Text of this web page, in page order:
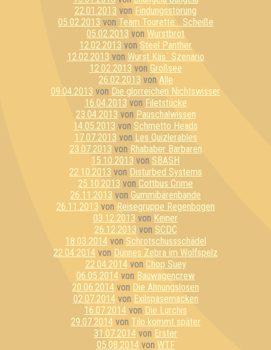
22.01.2013 von Findungsstörung
05.02.2013 von Team Tourette... Scheiße
05.02.2013 von Wurstbrot
12.02.2013 von Steel Panther
12.02.2013 von Wurst Käs´ Szenario
12.02.2013 von Großsee
26.02.2013 von Alle
09.04.2013 von Die glorreichen Nichtswisser
16.04.2013 von Filetstücke
23.04.2013 von Pauschalwissen
14.05.2013 von Schmetto Heads
17.07.2013 von Les Quizlerables
23.07.2013 von Rhababer Barbaren
15.10.2013 von SBASH
22.10.2013 von Disturbed Systems
25.10.2013 von Cottbus Crime
26.11.2013 von Gummibärenbande
26.11.2013 von Reisegruppe Regenbogen
03.12.2013 von Keiner
26.12.2013 von SCDC
18.03.2014von Schrotschussschädel
22.04.2014 von Dünnes Zebra im Wolfspelz
22.04.2014von Chop Suey
06.05.2014 von Bauwagencrew
20.06.2014 von Die Ahnungslosen
02.07.2014von Exilspasemacken
16.07.2014 von Die Lurchis
29.07.2014von Tilo kommt später
31.07.2014 von Erster
05.08.2014von WTF